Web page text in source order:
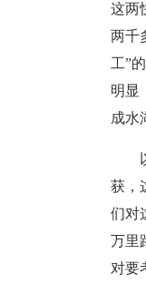
这两
两千
工”
明显
成水
获，
们对
万里
对要